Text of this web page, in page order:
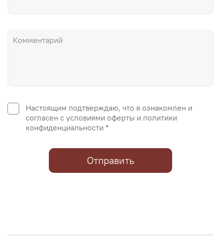
Настоящим подтверждаю, что я ознакомлен и
согласен с условиями оферты и политики
конфиденциальности *
Отправить